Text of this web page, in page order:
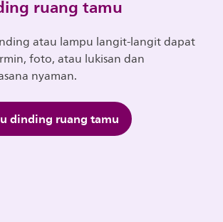
ruang tamu
atau lampu langit-langit dapat
foto, atau lukisan dan
nyaman.
dinding ruang tamu